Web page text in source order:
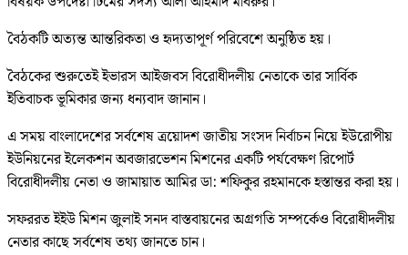
বৈঠকটি অত্যন্ত আন্তরিকতা ও হৃদ্যতাপূর্ণ পরিবেশে অনুষ্ঠিত হয়।
বৈঠকের শুরুতেই ইভারস আইজবস বিরোধীদলীয় নেতাকে তার সার্বিক
ইতিবাচক ভূমিকার জন্য ধন্যবাদ জানান।
এ সময় বাংলাদেশের সর্বশেষ ত্রয়োদশ জাতীয় সংসদ নির্বাচন নিয়ে ইউরোপীয়
ইউনিয়নের ইলেকশন অবজারভেশন মিশনের একটি পর্যবেক্ষণ রিপোর্ট
বিরোধীদলীয় নেতা ও জামায়াত আমির ডা: শফিকুর রহমানকে হস্তান্তর করা হয়।
সফররত ইইউ মিশন জুলাই সনদ বাস্তবায়নের অগ্রগতি সম্পর্কেও বিরোধীদলীয়
নেতার কাছে সর্বশেষ তথ্য জানতে চান।